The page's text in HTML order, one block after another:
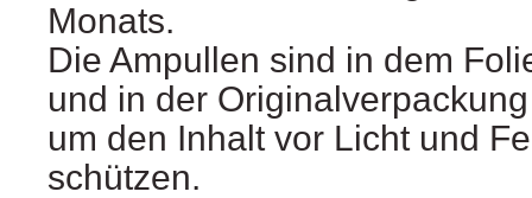
Monats.
Die Ampullen sind in dem
und in der
um den Inhalt vor Licht und
schützen.